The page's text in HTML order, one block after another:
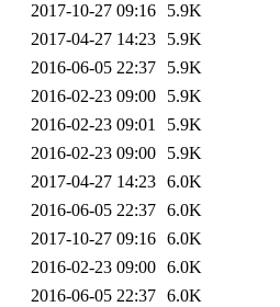
2017-10-27 09:16
5.9K
2017-04-27 14:23
5.9K
2016-06-05 22:37
5.9K
2016-02-23 09:00
5.9K
2016-02-23 09:01
5.9K
2016-02-23 09:00
5.9K
2017-04-27 14:23 6.0K
2016-06-05 22:37 6.0K
2017-10-27 09:16 6.0K
2016-02-23 09:00 6.0K
2016-06-05 22:37 6.0K